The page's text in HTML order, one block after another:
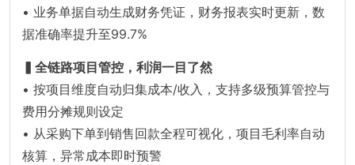
• 业务单据自动生成财务凭证，财务报表实时更新，数
据准确率提升至99.7%
▍全链路项目管控，利润一目了然
• 按项目维度自动归集成本/收入，支持多级预算管控与
费用分摊规则设定
• 从采购下单到销售回款全程可视化，项目毛利率自动
核算，异常成本即时预警